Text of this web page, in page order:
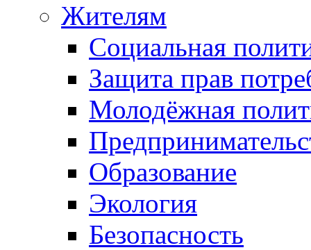
Жителям
Социальная
Защита прав
Молодёжная
Образование
Экология
Безопасность